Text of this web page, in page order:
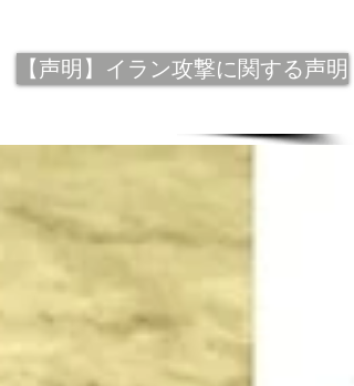
【声明】イラン攻撃に関する声明